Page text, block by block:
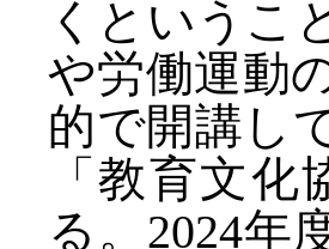
くというこ
や労働運動
的で開講し
「教育文
る。2024年